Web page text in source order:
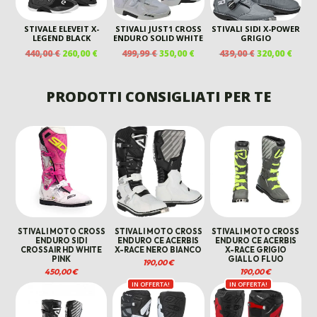
STIVALE ELEVEIT X-
LEGEND BLACK
440,00€ IL
ERA:
440,00 €.
260,00€IL
È:
260,00 €.
STIVALI JUST1 CROSS
ENDURO SOLID WHITE
499,99€IL
ERA:
499,99 €.
350,00€IL
È:
350,00 €.
STIVALI SIDI X-POWER
GRIGIO
439,00€ IL
ERA:
439,00 €.
320,00€IL
PRODOTTI CONSIGLIATI PER TE
STIVALI MOTO CROSS
ENDURO SIDI
CROSSAIR HD WHITE
PINK
450,00€
STIVALI MOTO CROSS
ENDURO CE ACERBIS
X-RACE NERO BIANCO
190,00€
STIVALI MOTO CROSS
ENDURO CE ACERBIS
X-RACE GRIGIO
GIALLO FLUO
190,00€
IN OFFERTA! IN OFFERTA!